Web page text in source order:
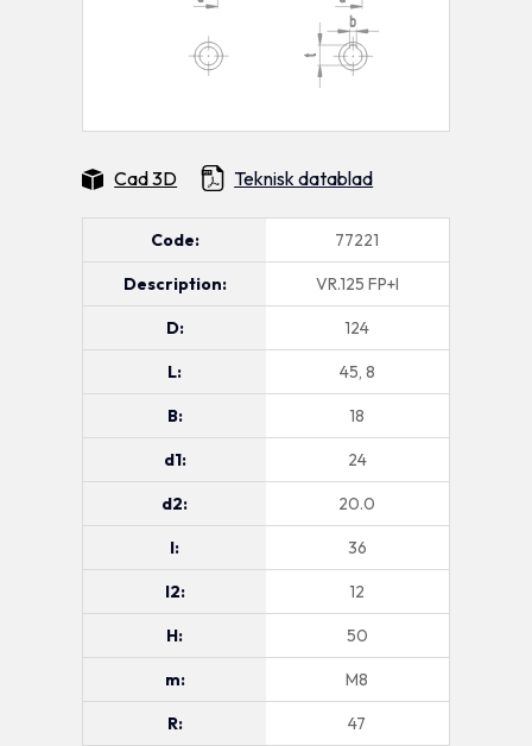
Code: 77221
Description: VR.125 FP+I
D: 124
L: 45, 8
B: 18
d1: 24
d2: 20.0
l: 36
l2: 12
H: 50
m: M8
R: 47
Cad 3D Teknisk datablad